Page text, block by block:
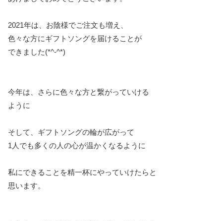
2021年は、お陰様でご注文も増え、
色々な方にギフトソングを届けることが
できました(*^-^*)
今年は、さらに色々な方と繋がっていける
ように
そして、ギフトソングの輪が広がって
1人でも多くの人の心が温かくなるように
私にできることを精一杯にやっていけたらと
思います。